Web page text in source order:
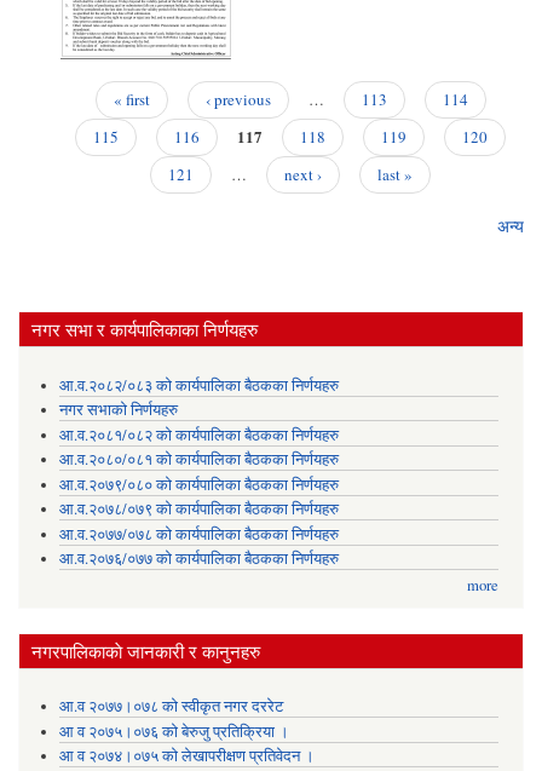
« first ‹ previous … 113
114
115
116 117 118 119
120
121
… next › last »
अन्य
नगर सभा र कार्यपालिकाका निर्णयहरु
आ.व.२०८२/०८३ को कार्यपालिका बैठकका निर्णयहरु
नगर सभाको निर्णयहरु
आ.व.२०८१/०८२ को कार्यपालिका बैठकका निर्णयहरु
आ.व.२०८०/०८१ को कार्यपालिका बैठकका निर्णयहरु
आ.व.२०७९/०८० को कार्यपालिका बैठकका निर्णयहरु
आ.व.२०७८/०७९ को कार्यपालिका बैठकका निर्णयहरु
आ.व.२०७७/०७८ को कार्यपालिका बैठकका निर्णयहरु
आ.व.२०७६/०७७ को कार्यपालिका बैठकका निर्णयहरु
more
नगरपालिकाकाे जानकारी र कानुनहरु
आ.व २०७७।०७८ को स्वीकृत नगर दररेट
आ व २०७५।०७६ को बेरुजु प्रतिक्रिया ।
आ व २०७४।०७५ काे लेखापरीक्षण प्रतिवेदन ।